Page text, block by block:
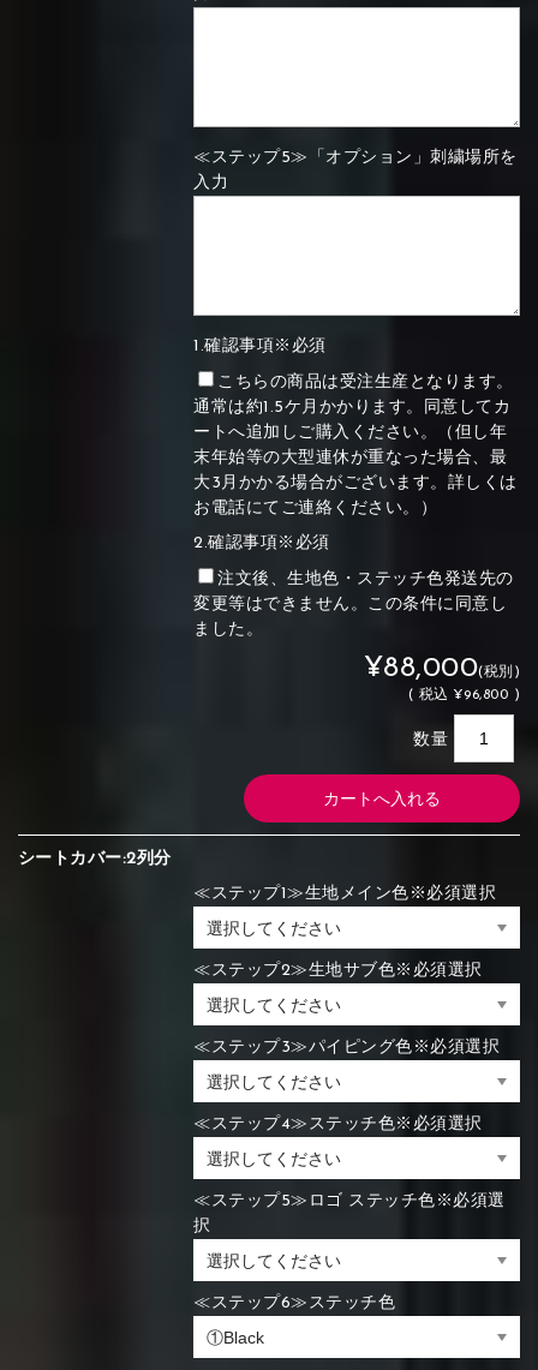
≪ステップ5≫「オプション」刺繍場所を
入力
1.確認事項※必須
こちらの商品は受注生産となります。
通常は約1.5ケ月かかります。同意してカ
ートへ追加しご購入ください。（但し年
末年始等の大型連休が重なった場合、最
大3月かかる場合がございます。詳しくは
お電話にてご連絡ください。）
2.確認事項※必須
注文後、生地色・ステッチ色発送先の
変更等はできません。この条件に同意し
ました。
¥88,000(税別)
( 税込 ¥96,800 )
数量
シートカバー:2列分
≪ステップ1≫生地メイン色※必須選択
≪ステップ2≫生地サブ色※必須選択
≪ステップ3≫パイピング色※必須選択
≪ステップ4≫ステッチ色※必須選択
≪ステップ5≫ロゴ ステッチ色※必須選
択
≪ステップ6≫ステッチ色